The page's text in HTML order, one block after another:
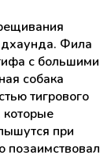
Фила
с большими
собака
тигрового
при
позаимствовал